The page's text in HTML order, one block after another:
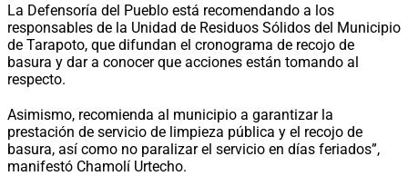
La Defensoría del Pueblo está recomendando a los
responsables de la Unidad de Residuos Sólidos del Municipio
de Tarapoto, que difundan el cronograma de recojo de
basura y dar a conocer que acciones están tomando al
respecto.
Asimismo, recomienda al municipio a garantizar la
prestación de servicio de limpieza pública y el recojo de
basura, así como no paralizar el servicio en días feriados”,
manifestó Chamolí Urtecho.